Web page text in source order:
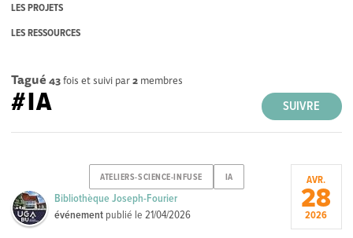
LES PROJETS
LES RESSOURCES
Tagué 43fois et suivi par2 membres
SUIVRE
#IA
ATELIERS-SCIENCE-INFUSE IA
Bibliothèque Joseph-Fourier
événement publié le21/04/2026
AVR.
28
2026